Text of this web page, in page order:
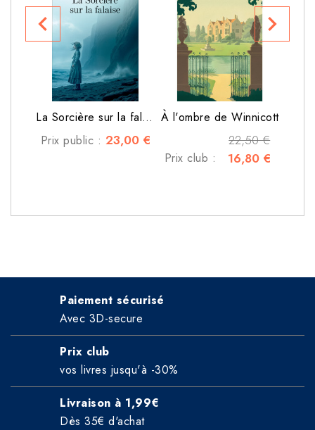
La Sorcière sur la falaise
Prix public : 23,00 €
À l'ombre de Winnicott
22,50 €
Prix club : 16,80 €
navigate_before navigate_next
Paiement sécurisé
Avec 3D-secure
Prix club
vos livres jusqu'à -30%
Livraison à 1,99€
Dès 35€ d'achat